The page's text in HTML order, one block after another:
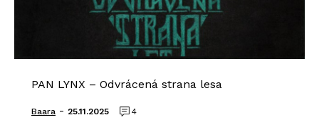
PAN LYNX – Odvrácená strana lesa
Baara - 25.11.2025 4